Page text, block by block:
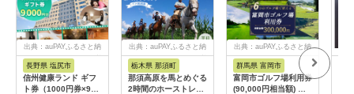
出典：auPAYふるさと納
税
長野県 塩尻市
信州健康ランド ギフ
ト券（1000円券×9
出典：auPAYふるさと納
税
栃木県 那須町
那須高原を馬とめぐる
2時間のホーストレッ
出典：auPAYふるさと納
群馬県 富岡市
富岡市ゴルフ場利用券
(90,000円相当額) ゴ